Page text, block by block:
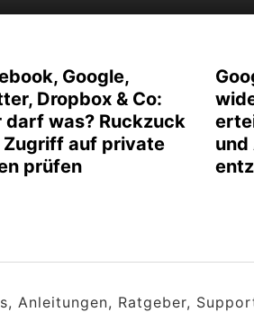
Google,
Dropbox & Co:
darf was? Ruckzuck
Zugriff auf private
prüfen
und
Anleitungen, Ratgeber,